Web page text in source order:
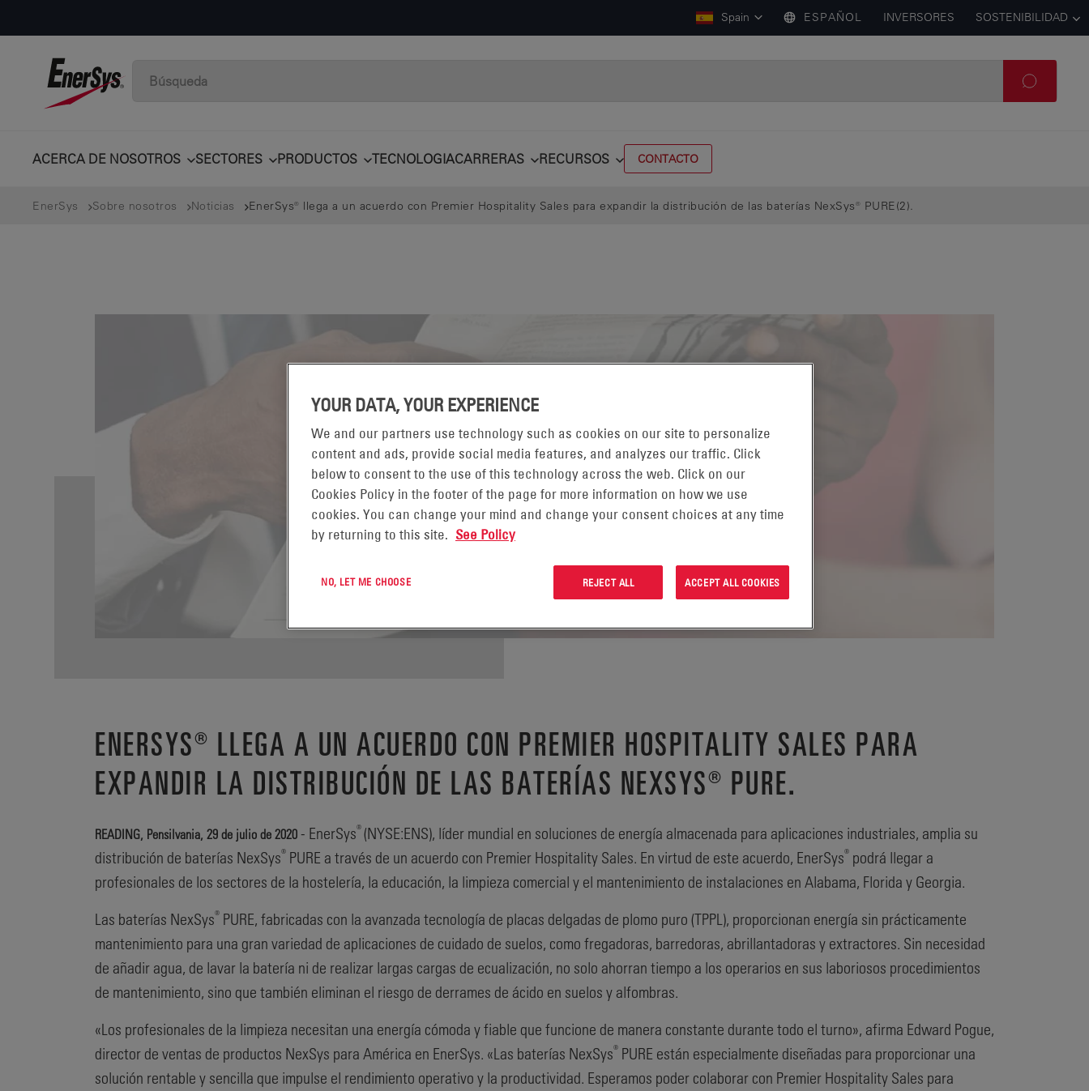
Spain ESPAÑOL INVERSORES SOSTENIBILIDAD
ACERCA DE NOSOTROS SECTORES PRODUCTOS TECNOLOGIACARRERAS RECURSOS CONTACTO
EnerSys Sobre nosotros Noticias EnerSys® llega a un acuerdo con Premier Hospitality Sales para expandir la distribución de las baterías NexSys® PURE(2).
ENERSYS® LLEGA A UN ACUERDO CON PREMIER HOSPITALITY SALES PARA
EXPANDIR LA DISTRIBUCIÓN DE LAS BATERÍAS NEXSYS® PURE.
READING, Pensilvania, 29 de julio de 2020 - EnerSys®(NYSE:ENS), líder mundial en soluciones de energía almacenada para aplicaciones industriales, amplia su
distribución de baterías NexSys® PURE a través de un acuerdo con Premier Hospitality Sales. En virtud de este acuerdo, EnerSys® podrá llegar a
profesionales de los sectores de la hostelería, la educación, la limpieza comercial y el mantenimiento de instalaciones en Alabama, Florida y Georgia.
Las baterías NexSys® PURE, fabricadas con la avanzada tecnología de placas delgadas de plomo puro (TPPL), proporcionan energía sin prácticamente
mantenimiento para una gran variedad de aplicaciones de cuidado de suelos, como fregadoras, barredoras, abrillantadoras y extractores. Sin necesidad
de añadir agua, de lavar la batería ni de realizar largas cargas de ecualización, no solo ahorran tiempo a los operarios en sus laboriosos procedimientos
de mantenimiento, sino que también eliminan el riesgo de derrames de ácido en suelos y alfombras.
«Los profesionales de la limpieza necesitan una energía cómoda y fiable que funcione de manera constante durante todo el turno», afirma Edward Pogue,
director de ventas de productos NexSys para América en EnerSys. «Las baterías NexSys® PURE están especialmente diseñadas para proporcionar una
solución rentable y sencilla que impulse el rendimiento operativo y la productividad. Esperamos poder colaborar con Premier Hospitality Sales para
YOUR DATA, YOUR EXPERIENCE
We and our partners use technology such as cookies on our site to personalize
content and ads, provide social media features, and analyzes our traffic. Click
below to consent to the use of this technology across the web. Click on our
Cookies Policy in the footer of the page for more information on how we use
cookies. You can change your mind and change your consent choices at any time
by returning to this site. See Policy
NO, LET ME CHOOSE REJECT ALL ACCEPT ALL COOKIES